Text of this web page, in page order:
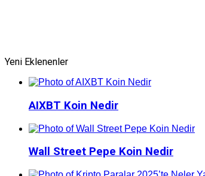
Yeni Eklenenler
AIXBT Koin Nedir
Wall Street Pepe Koin Nedir